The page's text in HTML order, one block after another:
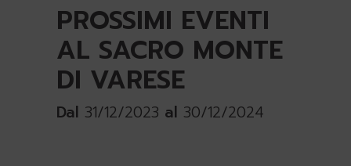
PROSSIMI EVENTI
AL SACRO MONTE
DI VARESE
Dal 31/12/2023 al 30/12/2024